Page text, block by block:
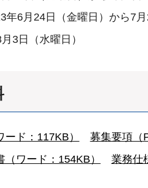
6月24日（金曜日）から7月
3日（水曜日）
ド：117KB）
募集要項（
（ワード：154KB）
業務仕